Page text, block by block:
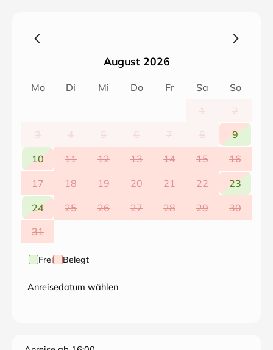
August 2026
Mo Di Mi Do Fr Sa
So
1
2
3
4 5 6 7 8
9
10
11 12 13 14 15
16
17
18 19 20 21 22
23
24
25 26 27 28 29
30
31
Frei Belegt
Anreisedatum wählen